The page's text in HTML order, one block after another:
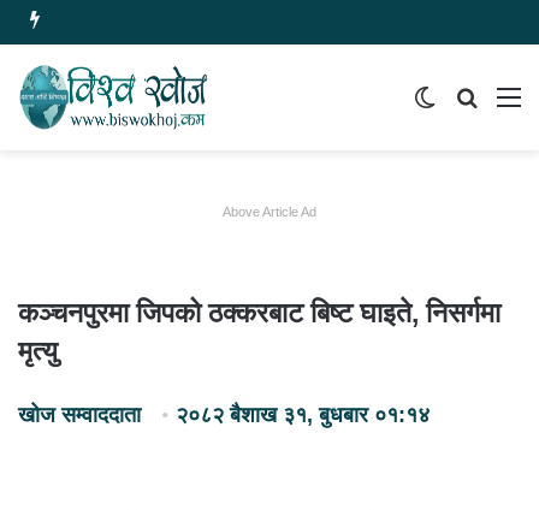
समाचार
Switch
Above Article Ad
कञ्चनपुरमा जिपको ठक्करबाट बिष्ट घाइते, निसर्गमा
मृत्यु
खोज सम्वाददाता २०८२ बैशाख ३१, बुधबार ०१:१४